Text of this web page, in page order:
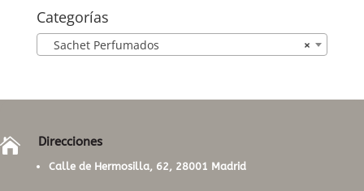
Categorías
×
Sachet Perfumados
 Direcciones
Calle de Hermosilla, 62, 28001 Madrid